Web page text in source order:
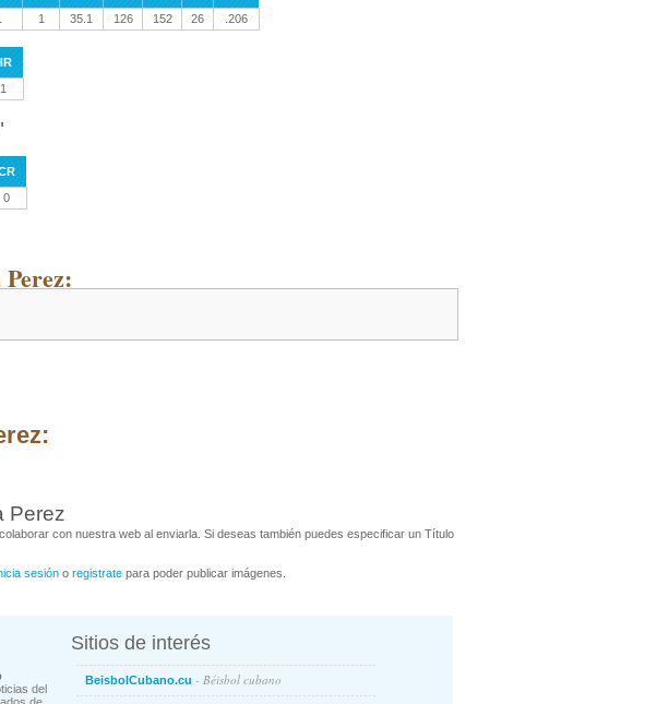
1 35.1 126 152 26 .206
1
0
Perez
con nuestra web al enviarla. Si deseas también puedes especificar un Título
sesión o registrate para poder publicar imágenes.
del
Sitios de interés
BeisbolCubano.cu - Béisbol cubano